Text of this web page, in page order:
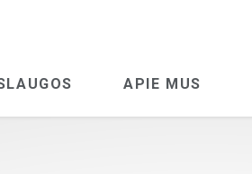
APIE MUS